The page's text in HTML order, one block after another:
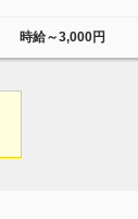
時給～3,000円